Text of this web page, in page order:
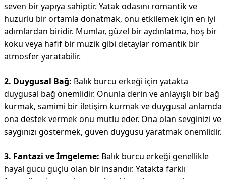
seven bir yapıya sahiptir. Yatak odasını romantik ve
huzurlu bir ortamla donatmak, onu etkilemek için en iyi
adımlardan biridir. Mumlar, güzel bir aydınlatma, hoş bir
koku veya hafif bir müzik gibi detaylar romantik bir
atmosfer yaratabilir.
2. Duygusal Bağ: Balık burcu erkeği için yatakta
duygusal bağ önemlidir. Onunla derin ve anlayışlı bir bağ
kurmak, samimi bir iletişim kurmak ve duygusal anlamda
ona destek vermek onu mutlu eder. Ona olan sevginizi ve
saygınızı göstermek, güven duygusu yaratmak önemlidir.
3. Fantazi ve İmgeleme: Balık burcu erkeği genellikle
hayal gücü güçlü olan bir insandır. Yatakta farklı